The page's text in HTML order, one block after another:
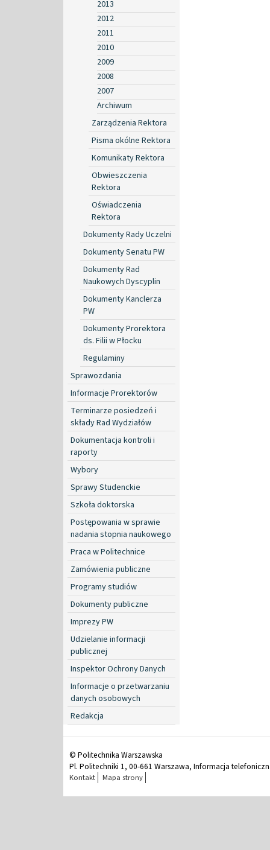
2013
2012
2011
2010
2009
2008
2007
Archiwum
Zarządzenia Rektora
Pisma okólne Rektora
Komunikaty Rektora
Obwieszczenia
Rektora
Oświadczenia
Rektora
Dokumenty Rady Uczelni
Dokumenty Senatu PW
Dokumenty Rad
Naukowych Dyscyplin
Dokumenty Kanclerza
PW
Dokumenty Prorektora
ds. Filii w Płocku
Regulaminy
Sprawozdania
Informacje Prorektorów
Terminarze posiedzeń i
składy Rad Wydziałów
Dokumentacja kontroli i
raporty
Wybory
Sprawy Studenckie
Szkoła doktorska
Postępowania w sprawie
nadania stopnia naukowego
Praca w Politechnice
Zamówienia publiczne
Programy studiów
Dokumenty publiczne
Imprezy PW
Udzielanie informacji
publicznej
Inspektor Ochrony Danych
Informacje o przetwarzaniu
danych osobowych
Redakcja
© Politechnika Warszawska
Pl. Politechniki 1, 00-661 Warszawa, Informacja
Kontakt Mapa strony